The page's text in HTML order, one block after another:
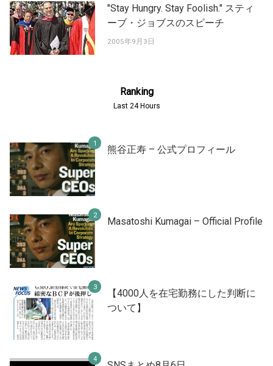
"Stay Hungry. Stay Foolish." スティ
ーブ・ジョブスのスピーチ
2005年9月3日
Ranking
Last 24 Hours
熊谷正寿 – 公式プロフィール
Masatoshi Kumagai – Official Profile
【4000人を在宅勤務にした判断に
ついて】